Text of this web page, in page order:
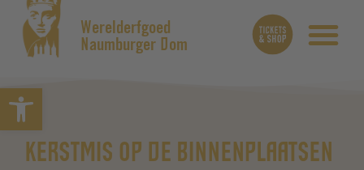
Open werkbalk
Werelderfgoed
Naumburger Dom
KERSTMIS OP DE BINNENPLAATSEN